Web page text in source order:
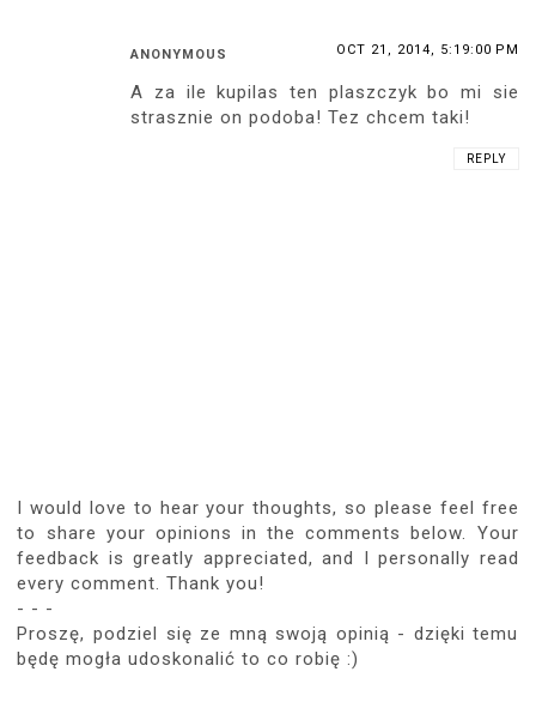
ANONYMOUS OCT 21, 2014, 5:19:00 PM
A za ile kupilas ten plaszczyk bo mi sie
strasznie on podoba! Tez chcem taki!
REPLY
I would love to hear your thoughts, so please feel free
to share your opinions in the comments below. Your
feedback is greatly appreciated, and I personally read
every comment. Thank you!
- - -
Proszę, podziel się ze mną swoją opinią - dzięki temu
będę mogła udoskonalić to co robię :)